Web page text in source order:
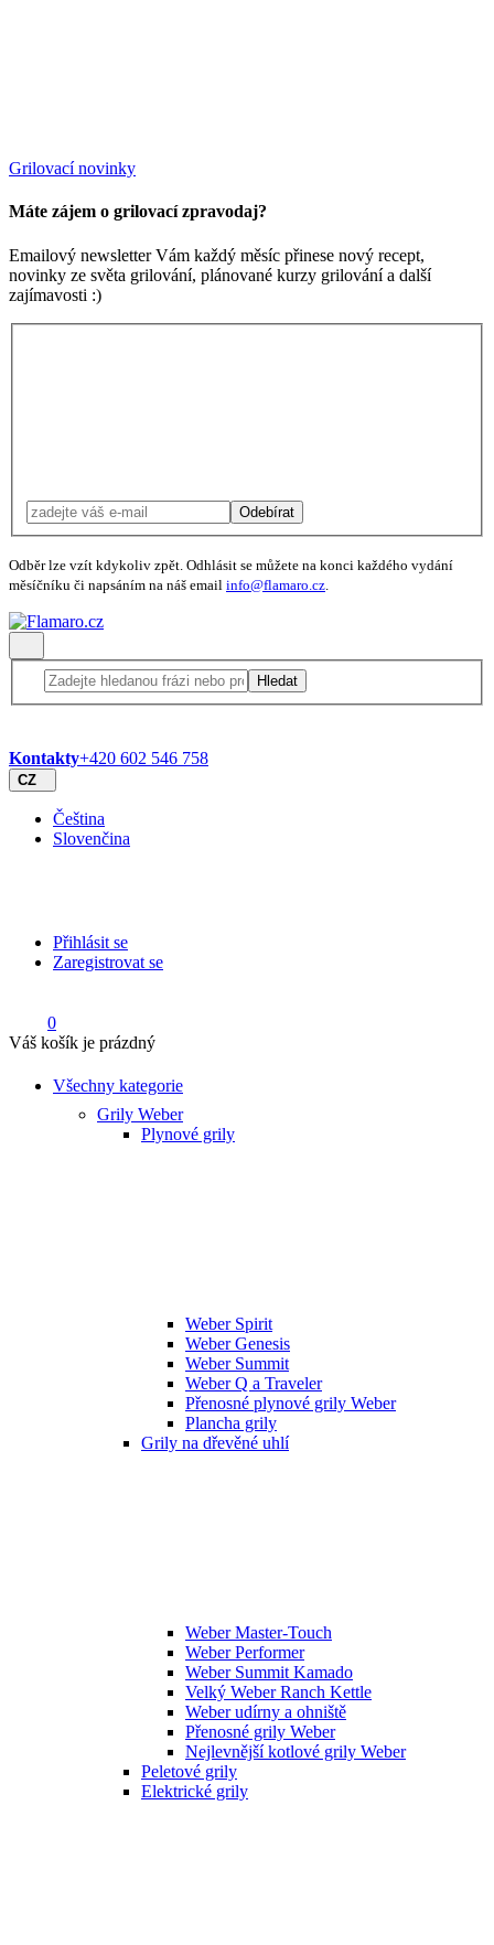
Grilovací novinky
Máte zájem o grilovací zpravodaj?
Emailový newsletter Vám každý měsíc přinese nový recept,
novinky ze světa grilování, plánované kurzy grilování a další
zajímavosti :)
Odebírat
Odběr lze vzít kdykoliv zpět. Odhlásit se můžete na konci každého vydání
měsíčníku či napsáním na náš email info@flamaro.cz.
Hledat
Kontakty+420 602 546 758
CZ
Čeština
Slovenčina
Přihlásit se
Zaregistrovat se
0
Váš košík je prázdný
Všechny kategorie
Grily Weber
Plynové grily
Weber Spirit
Weber Genesis
Weber Summit
Weber Q a Traveler
Přenosné plynové grily Weber
Plancha grily
Grily na dřevěné uhlí
Weber Master-Touch
Weber Performer
Weber Summit Kamado
Velký Weber Ranch Kettle
Weber udírny a ohniště
Přenosné grily Weber
Nejlevnější kotlové grily Weber
Peletové grily
Elektrické grily